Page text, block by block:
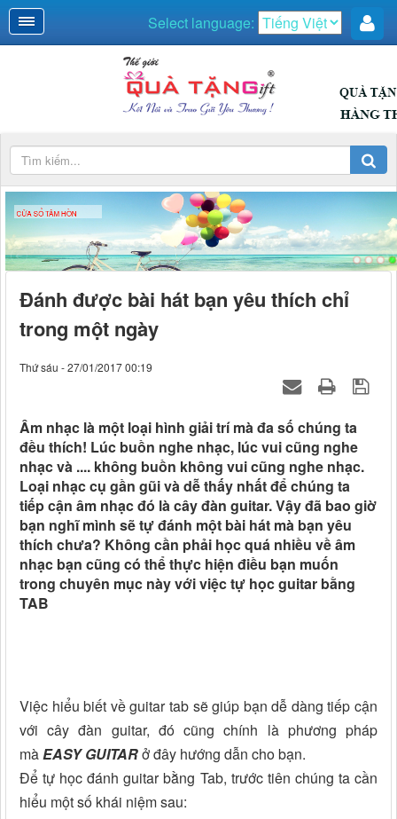
Select language:
CỬA SỔ TÂM HỒN
Đánh được bài hát bạn yêu thích chỉ
trong một ngày
Thứ sáu - 27/01/2017 00:19
Âm nhạc là một loại hình giải trí mà đa số chúng ta
đều thích! Lúc buồn nghe nhạc, lúc vui cũng nghe
nhạc và .... không buồn không vui cũng nghe nhạc.
Loại nhạc cụ gần gũi và dễ thấy nhất để chúng ta
tiếp cận âm nhạc đó là cây đàn guitar. Vậy đã bao giờ
bạn nghĩ mình sẽ tự đánh một bài hát mà bạn yêu
thích chưa? Không cần phải học quá nhiều về âm
nhạc bạn cũng có thể thực hiện điều bạn muốn
trong chuyên mục này với việc tự học guitar bằng
TAB
Việc hiểu biết về guitar tab sẽ giúp bạn dễ dàng tiếp cận
với cây đàn guitar, đó cũng chính là phương pháp
màEASY GUITARở đây hướng dẫn cho bạn.
Để tự học đánh guitar bằng Tab, trước tiên chúng ta cần
hiểu một số khái niệm sau: